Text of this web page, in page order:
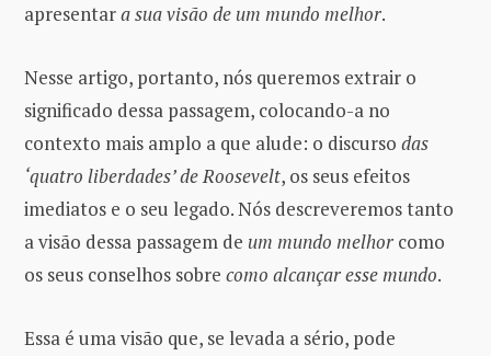
apresentara sua visão de um mundo melhor.
Nesse artigo, portanto, nós queremos extrair o
significado dessa passagem, colocando-a no
contexto mais amplo a que alude: o discurso das
‘quatro liberdades’ de Roosevelt, os seus efeitos
imediatos e o seu legado. Nós descreveremos tanto
a visão dessa passagem de um mundo melhor como
os seus conselhos sobre como alcançar esse mundo.
Essa é uma visão que, se levada a sério, pode